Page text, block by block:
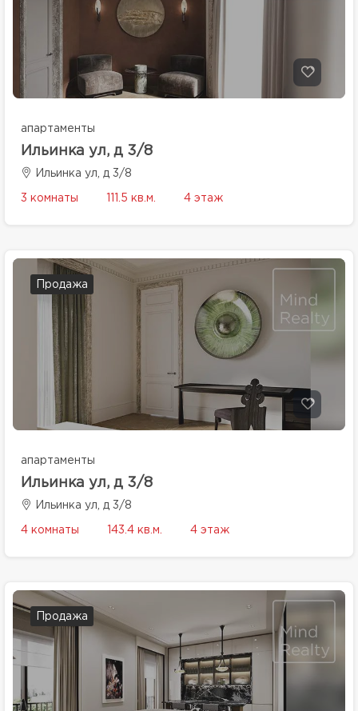
апартаменты
Ильинка ул, д 3/8
Ильинка ул, д 3/8
3 комнаты 111.5 кв.м. 4 этаж
Продажа
апартаменты
Ильинка ул, д 3/8
Ильинка ул, д 3/8
4 комнаты 143.4 кв.м. 4 этаж
Продажа